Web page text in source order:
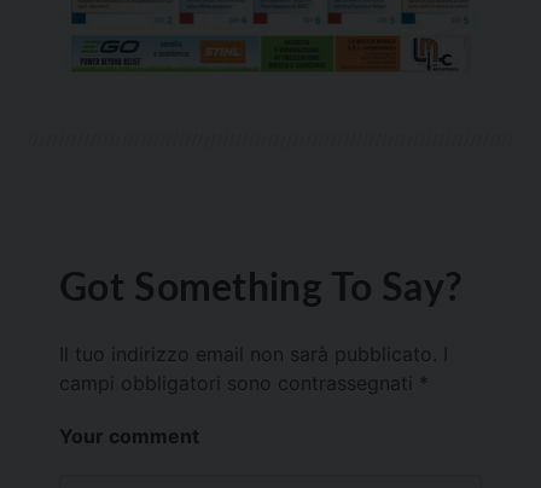
Got Something To Say?
Il tuo indirizzo email non sarà pubblicato.
campi obbligatori sono contrassegnati *
Your comment